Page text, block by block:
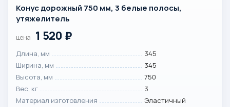
Конус дорожный 750 мм, 3 белые полосы,
утяжелитель
цена 1 520 ₽
Длина, мм
345
Ширина, мм
345
Высота, мм
750
Вес, кг
3
Материал изготовления
Эластичный